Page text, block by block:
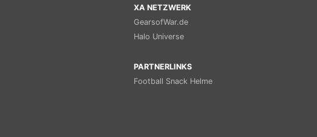
XA NETZWERK
GearsofWar.de
Halo Universe
PARTNERLINKS
Football Snack Helme